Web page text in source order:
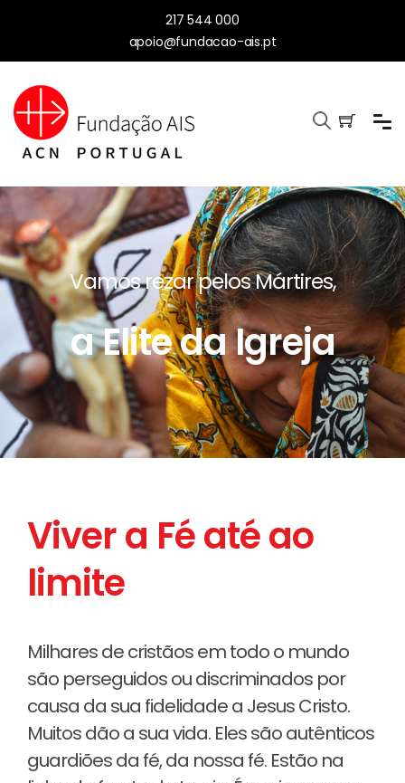
217 544 000
apoio@fundacao-ais.pt
Vamos rezar pelos Mártires,
a Elite da Igreja
Viver a Fé até ao
limite
Milhares de cristãos em todo o mundo
são perseguidos ou discriminados por
causa da sua fidelidade a Jesus Cristo.
Muitos dão a sua vida. Eles são autênticos
guardiões da fé, da nossa fé. Estão na